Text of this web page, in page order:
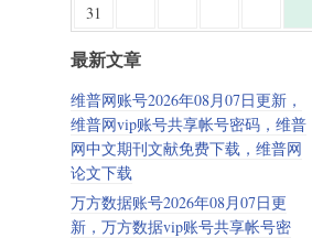
31
最新文章
维普网账号2026年08月07日更新，
维普网vip账号共享帐号密码，维普
网中文期刊文献免费下载，维普网
论文下载
万方数据账号2026年08月07日更
新，万方数据vip账号共享帐号密